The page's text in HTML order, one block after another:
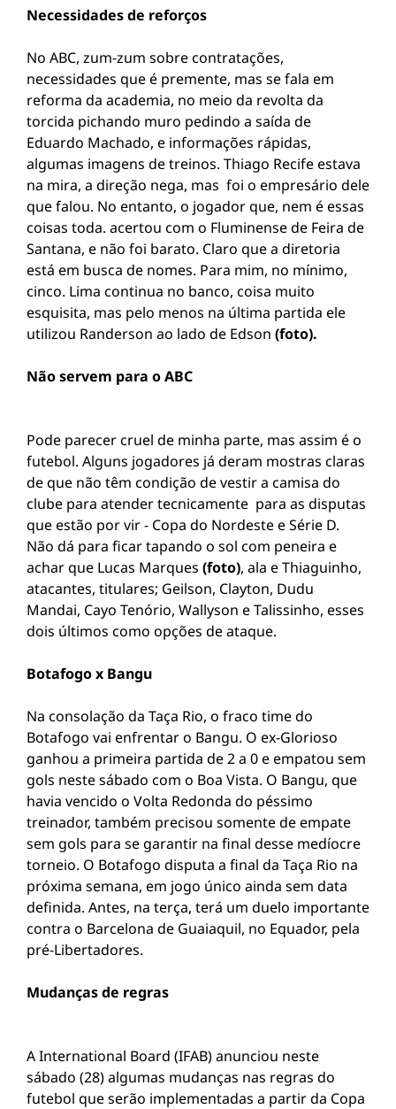
Necessidades de reforços
No ABC, zum-zum sobre contratações,
necessidades que é premente, mas se fala em
reforma da academia, no meio da revolta da
torcida pichando muro pedindo a saída de
Eduardo Machado, e informações rápidas,
algumas imagens de treinos. Thiago Recife estava
na mira, a direção nega, mas foi o empresário dele
que falou. No entanto, o jogador que, nem é essas
coisas toda. acertou com o Fluminense de Feira de
Santana, e não foi barato. Claro que a diretoria
está em busca de nomes. Para mim, no mínimo,
cinco. Lima continua no banco, coisa muito
esquisita, mas pelo menos na última partida ele
utilizou Randerson ao lado de Edson (foto).
Não servem para o ABC
Pode parecer cruel de minha parte, mas assim é o
futebol. Alguns jogadores já deram mostras claras
de que não têm condição de vestir a camisa do
clube para atender tecnicamente para as disputas
que estão por vir - Copa do Nordeste e Série D.
Não dá para ficar tapando o sol com peneira e
achar que Lucas Marques (foto), ala e Thiaguinho,
atacantes, titulares; Geilson, Clayton, Dudu
Mandai, Cayo Tenório, Wallyson e Talissinho, esses
dois últimos como opções de ataque.
Botafogo x Bangu
Na consolação da Taça Rio, o fraco time do
Botafogo vai enfrentar o Bangu. O ex-Glorioso
ganhou a primeira partida de 2 a 0 e empatou sem
gols neste sábado com o Boa Vista. O Bangu, que
havia vencido o Volta Redonda do péssimo
treinador, também precisou somente de empate
sem gols para se garantir na final desse medíocre
torneio. O Botafogo disputa a final da Taça Rio na
próxima semana, em jogo único ainda sem data
definida. Antes, na terça, terá um duelo importante
contra o Barcelona de Guaiaquil, no Equador, pela
pré-Libertadores.
Mudanças de regras
A International Board (IFAB) anunciou neste
sábado (28) algumas mudanças nas regras do
futebol que serão implementadas a partir da Copa